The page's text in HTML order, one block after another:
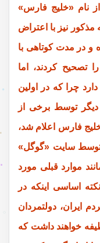
نام «خلیج فارس»
نیز با اعتراض
و در مدت کوتاهی با
تصحیح کردند، اما
دارد چرا که در اولین
خبری دیگر توسط برخی از
فارس اعلام شد،
توسط سایت «گوگل»
موارد قبلی مورد
اساسی اینکه در
ایران، دولتمردان
خواهند داشت که